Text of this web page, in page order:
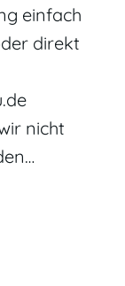
einfach
direkt
nicht